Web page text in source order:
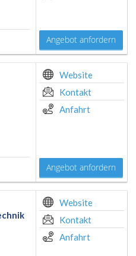
Angebot anfordern
Website
Kontakt
Anfahrt
Angebot anfordern
Website
Kontakt
Anfahrt